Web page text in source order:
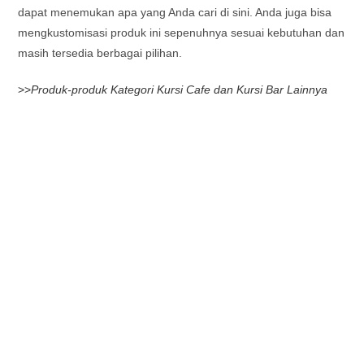
dapat menemukan apa yang Anda cari di sini. Anda juga bisa
mengkustomisasi produk ini sepenuhnya sesuai kebutuhan dan
masih tersedia berbagai pilihan.
>>Produk-produk Kategori Kursi Cafe dan Kursi Bar Lainnya